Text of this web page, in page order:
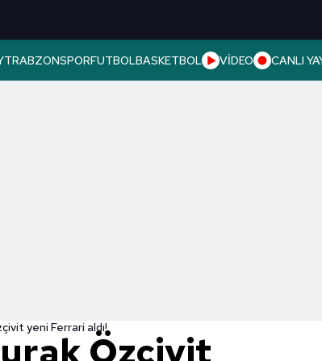
TRABZONSPORFUTBOLBASKETBOL VİDEO CANLI
yeni Ferrari aldı!
Özçivit